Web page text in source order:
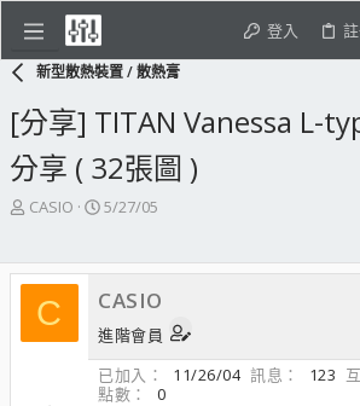
登入
新型散熱裝置 / 散熱膏
[分享] TITAN Vanessa L-
分享 ( 32張圖 )
主
起
人
CASIO
開
期
5/27/05
C CASIO
進階會員
已加入
11/26/04 訊息 123
點數
0